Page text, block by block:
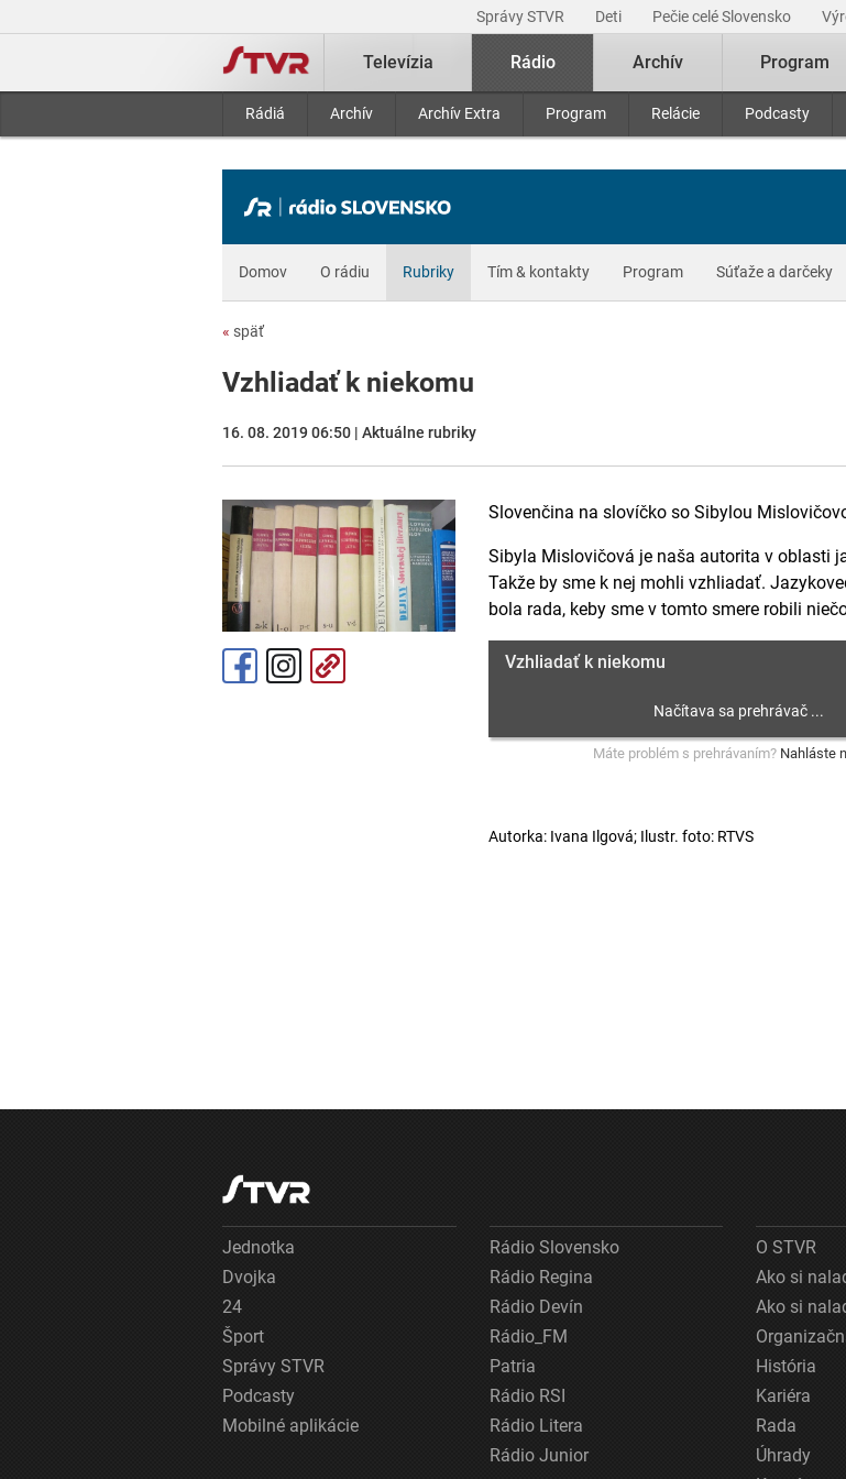
Správy STVR Deti Pečie celé Slovensko
Televízia Rádio
Rádiá Archív Archív Extra Program Relácie Podcasty
Archív Program
Domov O rádiu Rubriky Tím & kontakty Program Súťaže a darčeky
« späť
Vzhliadať k niekomu
16. 08. 2019 06:50 | Aktuálne rubriky
Slovenčina na slovíčko so Sibylou
Sibyla Mislovičová je naša autorita v oblasti
Takže by sme k nej mohli vzhliadať.
bola rada, keby sme v tomto smere robili
Vzhliadať k niekomu
Máte problém s prehrávaním? Nahláste
Autorka: Ivana Ilgová; Ilustr. foto: RTVS
Jednotka
Dvojka
24
Šport
Správy STVR
Podcasty
Mobilné aplikácie
Rádio Slovensko
Rádio Regina
Rádio Devín
Rádio_FM
Patria
Rádio RSI
Rádio Litera
Rádio Junior
O STVR
Ako si
Ako si
História
Kariéra
Rada
Úhrady